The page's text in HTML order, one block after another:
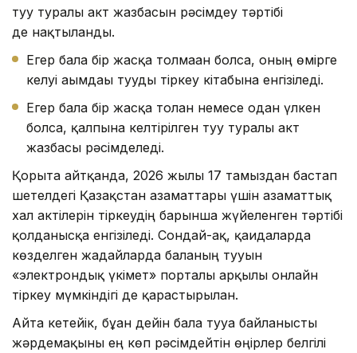
туу туралы акт жазбасын рәсімдеу тәртібі
де нақтыланды.
Егер бала бір жасқа толмаған болса, оның өмірге
келуі ағымдағы тууды тіркеу кітабына енгізіледі.
Егер бала бір жасқа толған немесе одан үлкен
болса, қалпына келтірілген туу туралы акт
жазбасы рәсімделеді.
Қорыта айтқанда, 2026 жылғы 17 тамыздан бастап
шетелдегі Қазақстан азаматтары үшін азаматтық
хал актілерін тіркеудің барынша жүйеленген тәртібі
қолданысқа енгізіледі. Сондай-ақ, қағидаларда
көзделген жағдайларда баланың тууын
«электрондық үкімет» порталы арқылы онлайн
тіркеу мүмкіндігі де қарастырылған.
Айта кетейік, бұған дейін бала тууға байланысты
жәрдемақыны ең көп рәсімдейтін өңірлер белгілі